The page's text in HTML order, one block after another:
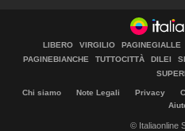
LIBERO VIRGILIO PAGINEGIALLE
PAGINEBIANCHE
TUTTOCITTÀ DILEI
Chi siamo Note Legali Privacy
© Italiaonline